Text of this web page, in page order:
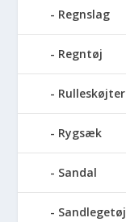
Regnslag
Regntøj
Rulleskøjter
Rygsæk
Sandal
Sandlegetøj